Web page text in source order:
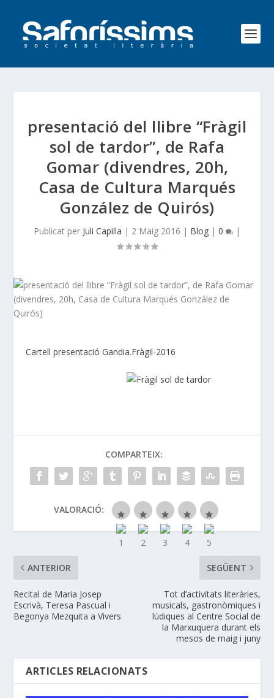
presentació del llibre “Fràgil
sol de tardor”, de Rafa
Gomar (divendres, 20h,
Casa de Cultura Marqués
González de Quirós)
Publicat per Juli Capilla | 2 Maig 2016 | Blog | 0 |
Cartell presentació Gandia.Fràgil-2016
COMPARTEIX:
VALORACIÓ:
ANTERIOR
Recital de Maria Josep
Escrivà, Teresa Pascual i
Begonya Mezquita a Vivers
SEGÜENT
Tot d’activitats literàries,
musicals, gastronòmiques i
lúdiques al Centre Social de
la Marxuquera durant els
mesos de maig i juny
ARTICLES RELACIONATS